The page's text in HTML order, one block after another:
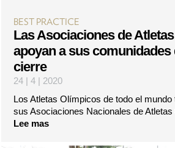
BEST PRACTICE
Las Asociaciones de
apoyan a sus comunidades
cierre
24 | 4 | 2020
Los Atletas Olímpicos de todo el
sus Asociaciones Nacionales de
Lee mas